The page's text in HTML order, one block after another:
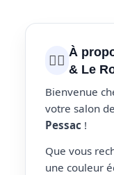
💇‍♀️ À
& Le
Bienvenue
votre salon
Pessac !
Que vous
une couleur